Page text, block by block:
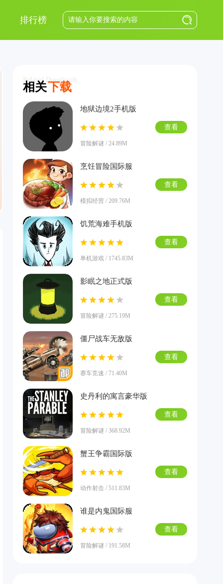
排行榜
相关下载
Related Downloads
地狱边境2手机版
冒险解谜 / 24.89M
查看
烹饪冒险国际服
模拟经营 / 209.76M
查看
饥荒海难手机版
单机游戏 / 1745.83M
查看
影眠之地正式版
冒险解谜 / 275.19M
查看
僵尸战车无敌版
赛车竞速 / 71.40M
查看
史丹利的寓言豪华版
冒险解谜 / 368.92M
查看
蟹王争霸国际版
动作射击 / 511.83M
查看
谁是内鬼国际服
冒险解谜 / 191.58M
查看